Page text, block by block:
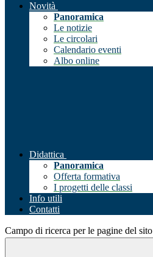
Novità
Panoramica
Le notizie
Le circolari
Calendario eventi
Albo online
Didattica
Panoramica
Offerta formativa
I progetti delle classi
Info utili
Contatti
Campo di ricerca per le pagine del sito